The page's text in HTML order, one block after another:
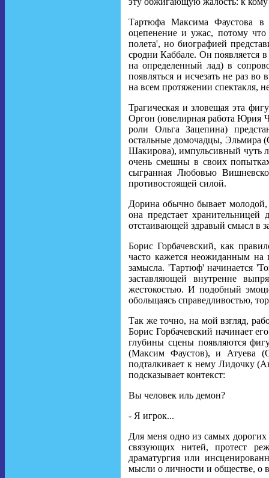
Тартюфа Максима Фаустова в
оцепенение и ужас, потому
полета', но биографией
сродни Каббале. Он появляется
на определенный лад) в
появляться и исчезать не раз
на всем протяжении спектакля,
Трагическая и зловещая эта
Оргон (ювелирная работа Юрия
роли Ольга Зацепина)
остальные домочадцы, Эльмира
Шакирова), импульсивный чуть
очень смешны в своих
сыгранная Любовью
противостоящей силой.
Дорина обычно бывает молодой,
она предстает
отстаивающей здравый смысл в
Борис Горбачевский, как
часто кажется неожиданным на
замысла. 'Тартюф' начинается
заставляющей внутренне
жестокостью. И подобный
обольщаясь справедливостью,
Так же точно, на мой взгляд,
Борис Горбачевский начинает
глубины сцены появляются
(Максим Фаустов), и Атуева
подталкивает к нему Лидочку
подсказывает контекст:
Вы человек иль демон?
- Я игрок...
Для меня одно из самых дорогих
связующих нитей, протест
драматургия или
мысли о личности и обществе, о